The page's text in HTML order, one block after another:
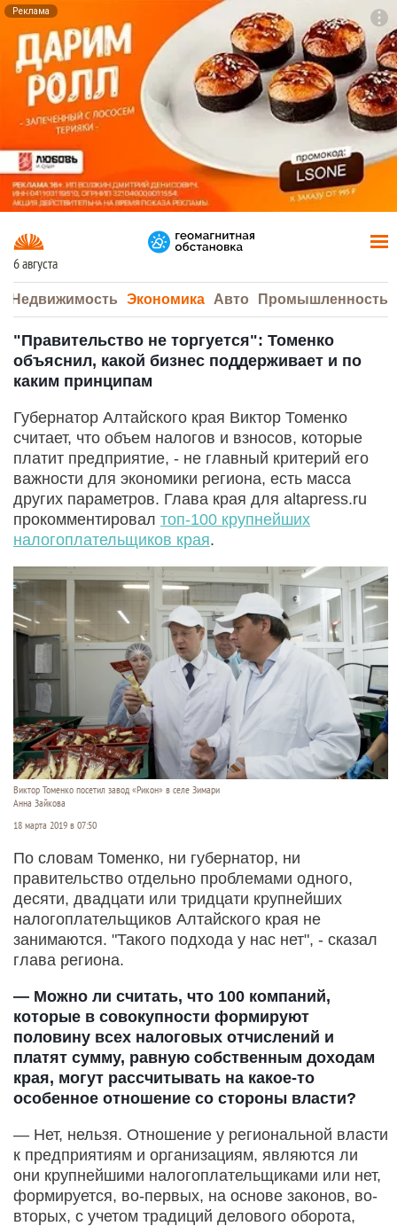
Реклама
6 августа
Недвижимость Экономика Авто Промышленность
"Правительство не торгуется": Томенко
объяснил, какой бизнес поддерживает и по
каким принципам
Губернатор Алтайского края Виктор Томенко
считает, что объем налогов и взносов, которые
платит предприятие, - не главный критерий его
важности для экономики региона, есть масса
других параметров. Глава края для altapress.ru
прокомментировал топ-100 крупнейших
налогоплательщиков края.
Виктор Томенко посетил завод «Рикон» в селе Зимари
Анна Зайкова
18 марта 2019 в 07:50
По словам Томенко, ни губернатор, ни
правительство отдельно проблемами одного,
десяти, двадцати или тридцати крупнейших
налогоплательщиков Алтайского края не
занимаются. "Такого подхода у нас нет", - сказал
глава региона.
— Можно ли считать, что 100 компаний,
которые в совокупности формируют
половину всех налоговых отчислений и
платят сумму, равную собственным доходам
края, могут рассчитывать на какое-то
особенное отношение со стороны власти?
— Нет, нельзя. Отношение у региональной власти
к предприятиям и организациям, являются ли
они крупнейшими налогоплательщиками или нет,
формируется, во-первых, на основе законов, во-
вторых, с учетом традиций делового оборота,